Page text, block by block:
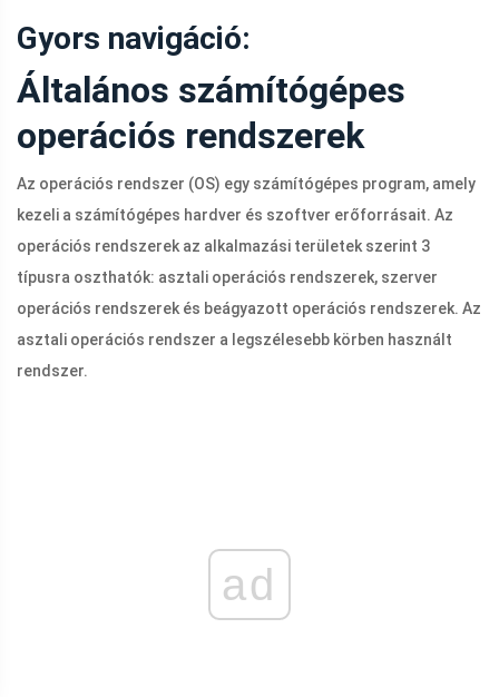
Gyors navigáció:
Általános számítógépes
operációs rendszerek
Az operációs rendszer (OS) egy számítógépes program, amely
kezeli a számítógépes hardver és szoftver erőforrásait. Az
operációs rendszerek az alkalmazási területek szerint 3
típusra oszthatók: asztali operációs rendszerek, szerver
operációs rendszerek és beágyazott operációs rendszerek. Az
asztali operációs rendszer a legszélesebb körben használt
rendszer.
ad